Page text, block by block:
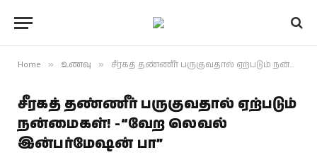
Home » உணவு » சீரகத் தண்ணீர் பருகுவதால் ஏற்படும் நன்மைகள்! -“வேற லெவல் இன்பர்மேஷன் பா”
சீரகத் தண்ணீர் பருகுவதால் ஏற்படும்
நன்மைகள்! -“வேற லெவல்
இன்பர்மேஷன் பா”